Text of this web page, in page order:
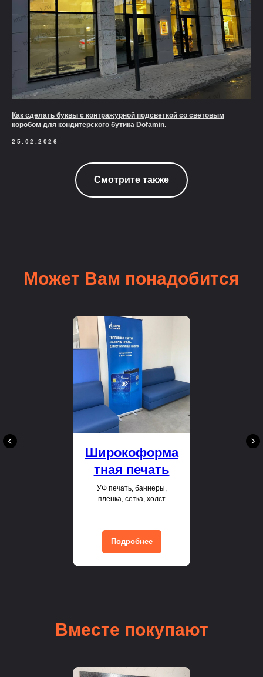
Как сделать буквы с контражурной подсветкой со световым
коробом для кондитерского бутика Dofamin.
25.02.2026
Смотрите также
Может Вам понадобится
Широкоформа
тная печать
УФ печать, баннеры,
пленка, сетка, холст
Подробнее
Вместе покупают